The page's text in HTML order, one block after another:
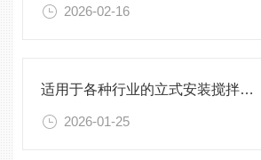
2026-02-16
适用于各种行业的立式安装搅拌机选型指南
2026-01-25